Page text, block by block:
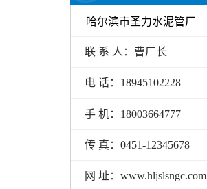
哈尔滨市圣力水泥管厂
联 系 人：曹厂长
电 话：18945102228
手 机：18003664777
传 真：0451-12345678
网 址：www.hljslsngc.com